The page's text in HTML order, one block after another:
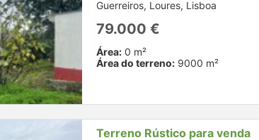
Guerreiros, Loures, Lisboa
79.000 €
Área: 0 m²
Área do terreno: 9000 m²
Terreno Rústico para venda